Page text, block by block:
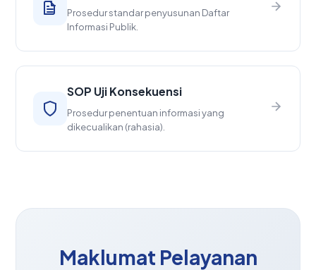
Prosedur standar penyusunan Daftar
Informasi Publik.
SOP Uji Konsekuensi
Prosedur penentuan informasi yang
dikecualikan (rahasia).
Maklumat Pelayanan